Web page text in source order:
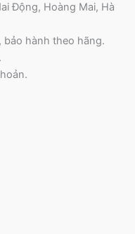
Động, Hoàng Mai, Hà
bảo hành theo hãng.